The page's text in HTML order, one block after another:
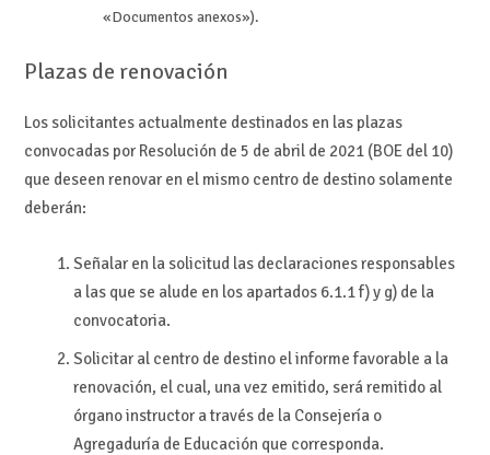
«Documentos anexos»).
Plazas de renovación
Los solicitantes actualmente destinados en las plazas
convocadas por Resolución de 5 de abril de 2021 (BOE del 10)
que deseen renovar en el mismo centro de destino solamente
deberán:
Señalar en la solicitud las declaraciones responsables
a las que se alude en los apartados 6.1.1 f) y g) de la
convocatoria.
Solicitar al centro de destino el informe favorable a la
renovación, el cual, una vez emitido, será remitido al
órgano instructor a través de la Consejería o
Agregaduría de Educación que corresponda.